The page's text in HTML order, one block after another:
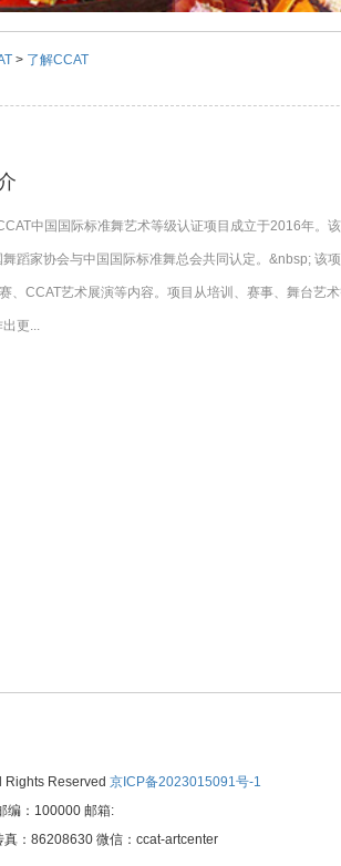
> 了解CCAT
中国国际标准舞艺术等级认证项目成立于2016年。
蹈家协会与中国国际标准舞总会共同认定。&nbsp; 该
、CCAT艺术展演等内容。项目从培训、赛事、舞台艺
出更...
Rights Reserved 京ICP备2023015091号-1
编：100000 邮箱:
：86208630 微信：ccat-artcenter